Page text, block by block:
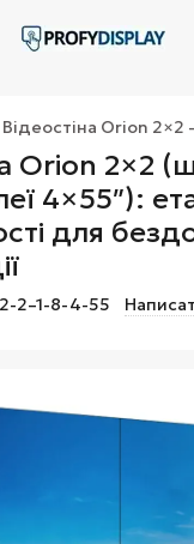
Відеостіна Orion 2×2
Orion 2×2
4×55″):
для
2–1-8-4-55